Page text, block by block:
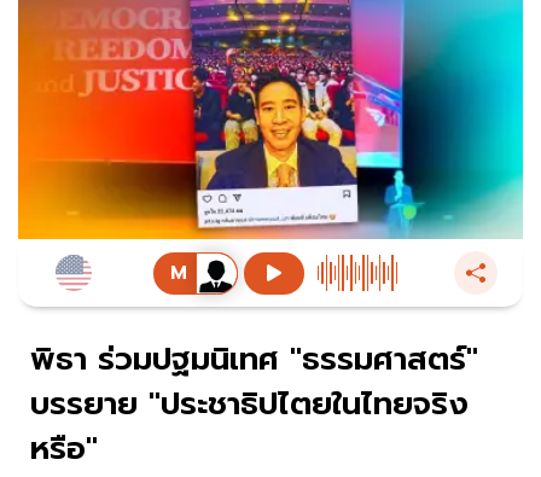
พิธา ร่วมปฐมนิเทศ "ธรรมศาสตร์"
บรรยาย "ประชาธิปไตยในไทยจริง
หรือ"